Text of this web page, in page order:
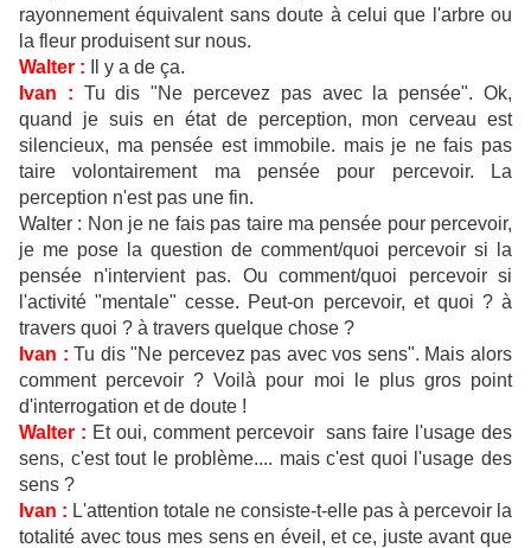
rayonnement équivalent sans doute à celui que l'arbre ou
la fleur produisent sur nous.
Walter : Il y a de ça.
Ivan : Tu dis "Ne percevez pas avec la pensée". Ok,
quand je suis en état de perception, mon cerveau est
silencieux, ma pensée est immobile. mais je ne fais pas
taire volontairement ma pensée pour percevoir. La
perception n'est pas une fin.
Walter : Non je ne fais pas taire ma pensée pour percevoir,
je me pose la question de comment/quoi percevoir si la
pensée n'intervient pas. Ou comment/quoi percevoir si
l'activité "mentale" cesse. Peut-on percevoir, et quoi ? à
travers quoi ? à travers quelque chose ?
Ivan : Tu dis "Ne percevez pas avec vos sens". Mais alors
comment percevoir ? Voilà pour moi le plus gros point
d'interrogation et de doute !
Walter : Et oui, comment percevoir sans faire l'usage des
sens, c'est tout le problème.... mais c'est quoi l'usage des
sens ?
Ivan : L'attention totale ne consiste-t-elle pas à percevoir la
totalité avec tous mes sens en éveil, et ce, juste avant que